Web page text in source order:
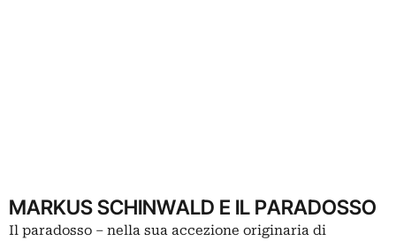
MARKUS SCHINWALD E IL PARADOSSO
Il paradosso – nella sua accezione originaria di